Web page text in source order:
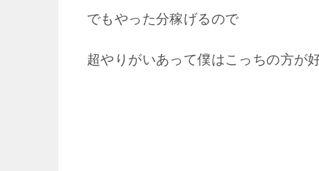
でもやった分稼げるので
超やりがいあって僕はこっちの方が